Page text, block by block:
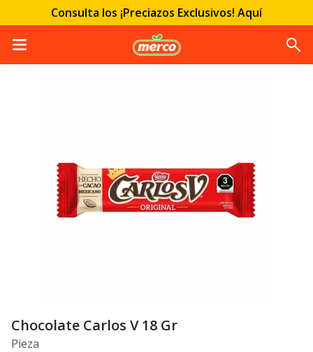
Consulta los ¡Preciazos Exclusivos! Aquí
Chocolate Carlos V 18 Gr
Pieza